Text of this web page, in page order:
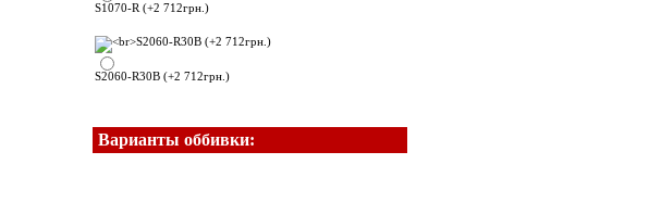
S1070-R (+2 712грн.)
S2060-R30B (+2 712грн.)
Варианты оббивки: